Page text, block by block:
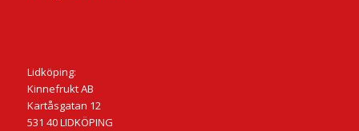
Lidköping:
Kinnefrukt AB
Kartåsgatan 12
531 40 LIDKÖPING